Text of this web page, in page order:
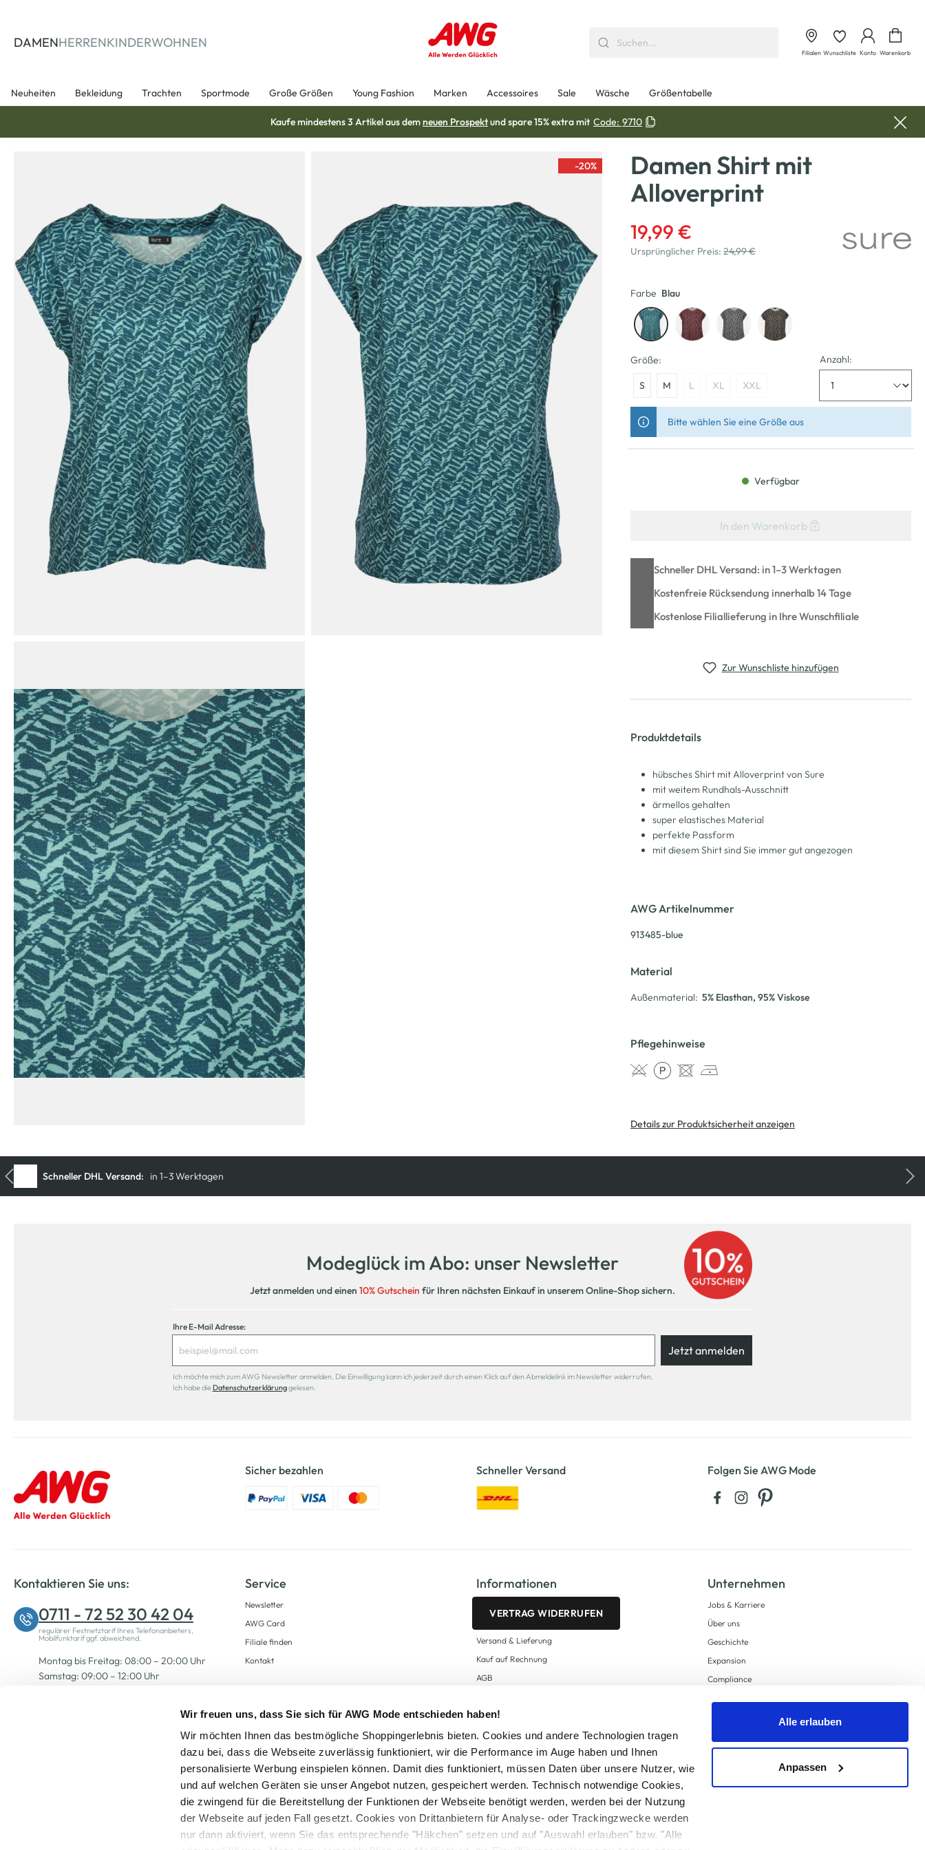
Wir freuen uns, dass Sie sich für AWG Mode entschieden haben!
Wir möchten Ihnen das bestmögliche Shoppingerlebnis bieten. Cookies und andere Technologien tragen
dazu bei, dass die Webseite zuverlässig funktioniert, wir die Performance im Auge haben und Ihnen
personalisierte Werbung einspielen können. Damit dies funktioniert, müssen Daten über unsere Nutzer, wie
und auf welchen Geräten sie unser Angebot nutzen, gespeichert werden. Technisch notwendige Cookies,
die zwingend für die Bereitstellung der Funktionen der Webseite benötigt werden, werden bei der Nutzung
der Webseite auf jeden Fall gesetzt. Cookies von Drittanbietern für Analyse- oder Trackingzwecke werden
nur dann aktiviert, wenn Sie das entsprechende "Häkchen" setzen und auf "Auswahl erlauben" bzw. "Alle
Alle erlauben
Anpassen
DAMENHERRENKINDERWOHNEN
Filialen Wunschliste Konto Warenkorb
Neuheiten Bekleidung Trachten Sportmode Große Größen Young Fashion Marken Accessoires Sale Wäsche Größentabelle
Kaufe mindestens 3 Artikel aus demneuen Prospektund spare 15% extra mit Code: 9710
-20%
Damen Shirt mit
Alloverprint
19,99 €
Ursprünglicher Preis: 24,99 €
Farbe Blau
Größe:
S M L XL XXL
Anzahl:
Bitte wählen Sie eine Größe aus
Verfügbar
In den Warenkorb
Schneller DHL Versand: in 1–3 Werktagen
Kostenfreie Rücksendung innerhalb 14 Tage
Kostenlose Filiallieferung in Ihre Wunschfiliale
Zur Wunschliste hinzufügen
Produktdetails
hübsches Shirt mit Alloverprint von Sure
mit weitem Rundhals-Ausschnitt
ärmellos gehalten
super elastisches Material
perfekte Passform
mit diesem Shirt sind Sie immer gut angezogen
AWG Artikelnummer
913485-blue
Material
Außenmaterial: 5% Elasthan, 95% Viskose
Pflegehinweise
Details zur Produktsicherheit anzeigen
Modeglück im Abo: unser Newsletter
Jetzt anmelden und einen 10% Gutschein für Ihren nächsten Einkauf in unserem Online-Shop sichern.
Ihre E-Mail Adresse:
Jetzt anmelden
Ich möchte mich zum AWG Newsletter anmelden. Die Einwilligung kann ich jederzeit durch einen Klick auf den Abmeldelink im Newsletter widerrufen.
Ich habe die Datenschutzerklärunggelesen.
Sicher bezahlen Schneller Versand Folgen Sie AWG Mode
Kontaktieren Sie uns:
0711 - 72 52 30 42 04
regulärer Festnetztarif Ihres Telefonanbieters,
Mobilfunktarif ggf. abweichend.
Montag bis Freitag: 08:00 – 20:00 Uhr
Samstag: 09:00 – 12:00 Uhr
Service
Newsletter
AWG Card
Filiale finden
Kontakt
Informationen
VERTRAG WIDERRUFEN
Versand & Lieferung
Kauf auf Rechnung
AGB
Zahlungsarten
Datenschutz
AWG CARD Teilnahmebedingungen
Unternehmen
Jobs & Karriere
Über uns
Geschichte
Expansion
Compliance
Supply Chain Due Diligence
Alle Preise inkl. gesetzl. Mehrwertsteuer zzgl.